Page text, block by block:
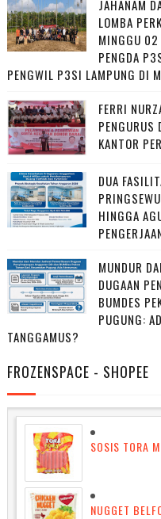
JAHANAM
LOMBA
MINGGU
PENGDA
PENGWIL P3SI LAMPUNG DI
FERRI
PENGURUS
KANTOR
DUA
HINGGA
MUNDUR
DUGAAN
BUMDES
PUGUNG:
TANGGAMUS?
FROZENSPACE - SHOPEE
SOSIS TORA
NUGGET